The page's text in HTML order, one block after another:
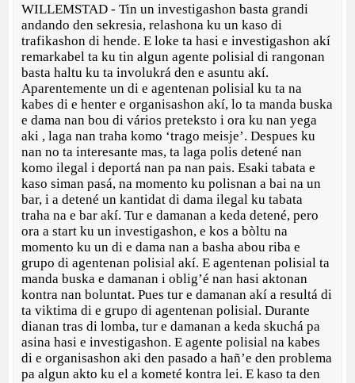
WILLEMSTAD - Tin un investigashon basta grandi
andando den sekresia, relashona ku un kaso di
trafikashon di hende. E loke ta hasi e investigashon akí
remarkabel ta ku tin algun agente polisial di rangonan
basta haltu ku ta involukrá den e asuntu akí.
Aparentemente un di e agentenan polisial ku ta na
kabes di e henter e organisashon akí, lo ta manda buska
e dama nan bou di vários preteksto i ora ku nan yega
aki , laga nan traha komo ‘trago meisje’. Despues ku
nan no ta interesante mas, ta laga polis detené nan
komo ilegal i deportá nan pa nan pais. Esaki tabata e
kaso siman pasá, na momento ku polisnan a bai na un
bar, i a detené un kantidat di dama ilegal ku tabata
traha na e bar akí. Tur e damanan a keda detené, pero
ora a start ku un investigashon, e kos a bòltu na
momento ku un di e dama nan a basha abou riba e
grupo di agentenan polisial akí. E agentenan polisial ta
manda buska e damanan i oblig’é nan hasi aktonan
kontra nan boluntat. Pues tur e damanan akí a resultá di
ta viktima di e grupo di agentenan polisial. Durante
dianan tras di lomba, tur e damanan a keda skuchá pa
asina hasi e investigashon. E agente polisial na kabes
di e organisashon aki den pasado a hañ’e den problema
pa algun akto ku el a kometé kontra lei. E kaso ta den